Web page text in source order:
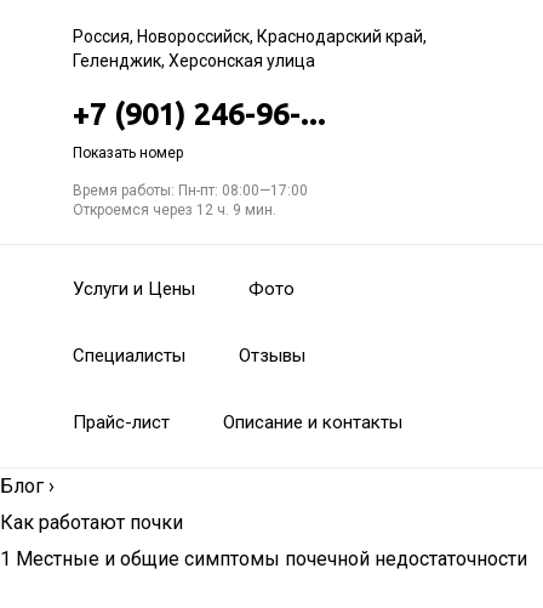
Россия, Новороссийск, Краснодарский край,
Геленджик, Херсонская улица
+7 (901) 246-96-...
Показать номер
Время работы: Пн-пт: 08:00—17:00
Откроемся через 12 ч. 9 мин.
Услуги и Цены Фото
Специалисты Отзывы
Прайс-лист Описание и контакты
Блог ›
Как работают почки
1 Местные и общие симптомы почечной недостаточности